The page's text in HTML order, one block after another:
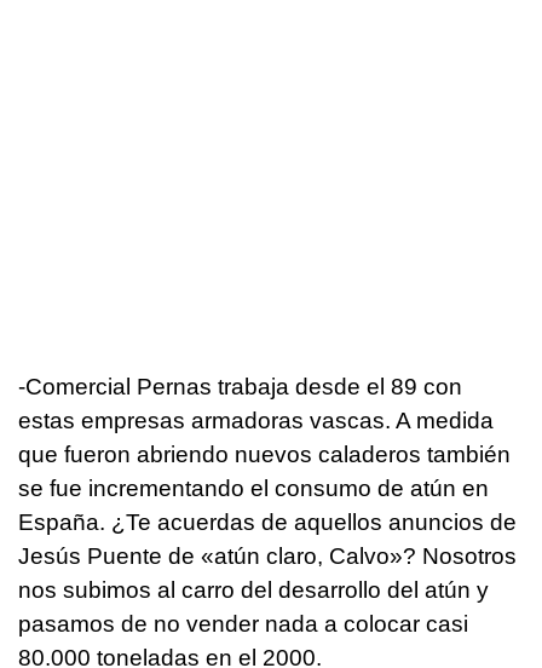
-Comercial Pernas trabaja desde el 89 con
estas empresas armadoras vascas. A medida
que fueron abriendo nuevos caladeros también
se fue incrementando el consumo de atún en
España. ¿Te acuerdas de aquellos anuncios de
Jesús Puente de «atún claro, Calvo»? Nosotros
nos subimos al carro del desarrollo del atún y
pasamos de no vender nada a colocar casi
80.000 toneladas en el 2000.